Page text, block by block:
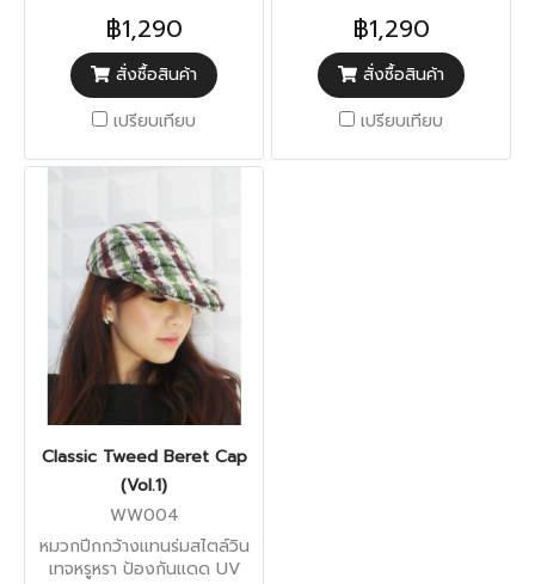
฿1,290
สั่งซื้อสินค้า
เปรียบเทียบ
฿1,290
สั่งซื้อสินค้า
เปรียบเทียบ
Classic Tweed Beret Cap
(Vol.1)
WW004
หมวกปีกกว้างแทนร่มสไตล์วิน
เทจหรูหรา ป้องกันแดด UV